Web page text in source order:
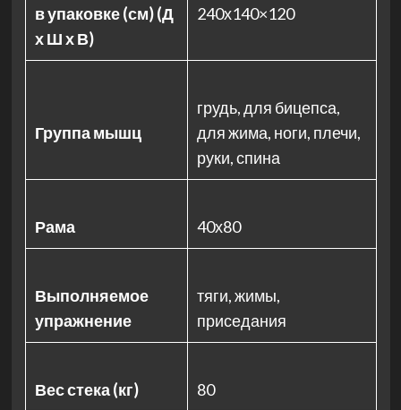
в упаковке (см) (Д
х Ш х В)
240х140×120
Группа мышц
грудь, для бицепса,
для жима, ноги, плечи,
руки, спина
Рама 40х80
Выполняемое
упражнение
тяги, жимы,
приседания
Вес стека (кг) 80